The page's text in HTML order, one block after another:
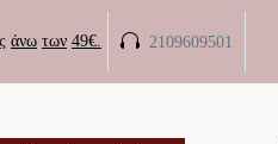
άνω των 49€. 
 2109609501